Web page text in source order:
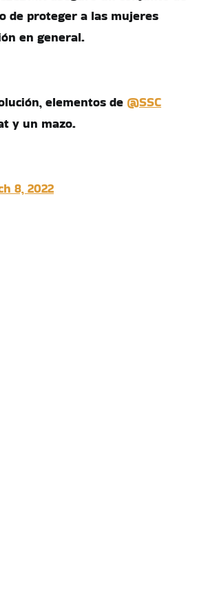
de proteger a las mujeres
en general.
elementos de @SSC
y un mazo.
8, 2022